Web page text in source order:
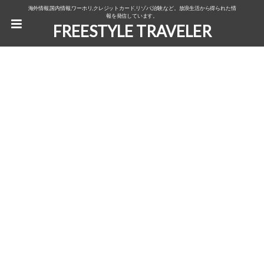
海外情報,国内情報,ワーホリ,クレジットカード,リゾバ,治験,など。放浪生活から得られた情
報を発信しています。
FREESTYLE TRAVELER